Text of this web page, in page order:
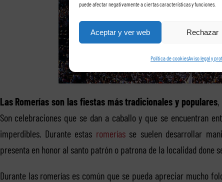
puede afectar negativamente a ciertas características y funciones.
Aceptar y ver web Rechazar
Política de cookiesAviso legal y
Las Romerías son las fiestas más tradicionales y populares,
Son celebraciones que se dan a caballo y que se encuentran
imperdibles. Durante estas romeríasse suelen desarrollar
presenta en honor al santo patrón o patrona de la localidad done
Durante las romerías es común que se pueda apreciar mucho